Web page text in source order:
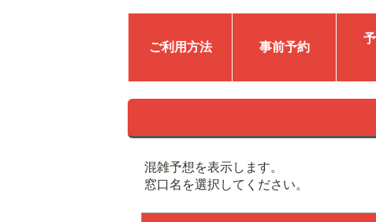
ご利用方法 事前予約
混雑予想を表示します。
窓口名を選択してください。